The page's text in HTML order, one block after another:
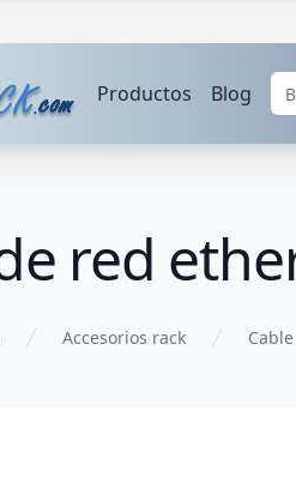
Productos Blog
red
Accesorios rack